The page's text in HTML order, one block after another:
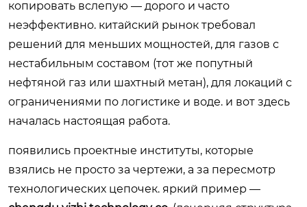
копировать вслепую — дорого и часто
неэффективно. китайский рынок требовал
решений для меньших мощностей, для газов с
нестабильным составом (тот же попутный
нефтяной газ или шахтный метан), для локаций с
ограничениями по логистике и воде. и вот здесь
началась настоящая работа.
появились проектные институты, которые
взялись не просто за чертежи, а за пересмотр
технологических цепочек. яркий пример —